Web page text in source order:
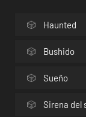
Haunted
Bushido
Sueño
Sirena del